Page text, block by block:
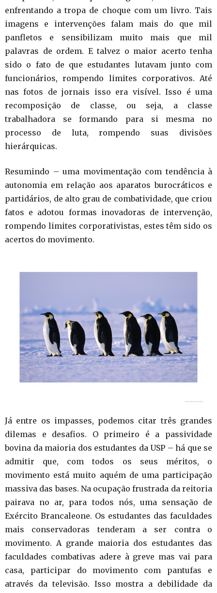
enfrentando a tropa de choque com um livro. Tais
imagens e intervenções falam mais do que mil
panfletos e sensibilizam muito mais que mil
palavras de ordem. E talvez o maior acerto tenha
sido o fato de que estudantes lutavam junto com
funcionários, rompendo limites corporativos. Até
nas fotos de jornais isso era visível. Isso é uma
recomposição de classe, ou seja, a classe
trabalhadora se formando para si mesma no
processo de luta, rompendo suas divisões
hierárquicas.
Resumindo – uma movimentação com tendência à
autonomia em relação aos aparatos burocráticos e
partidários, de alto grau de combatividade, que criou
fatos e adotou formas inovadoras de intervenção,
rompendo limites corporativistas, estes têm sido os
acertos do movimento.
Já entre os impasses, podemos citar três grandes
dilemas e desafios. O primeiro é a passividade
bovina da maioria dos estudantes da USP – há que se
admitir que, com todos os seus méritos, o
movimento está muito aquém de uma participação
massiva das bases. Na ocupação frustrada da reitoria
pairava no ar, para todos nós, uma sensação de
Exército Brancaleone. Os estudantes das faculdades
mais conservadoras tenderam a ser contra o
movimento. A grande maioria dos estudantes das
faculdades combativas adere à greve mas vai para
casa, participar do movimento com pantufas e
através da televisão. Isso mostra a debilidade da